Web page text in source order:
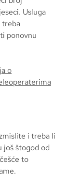
Usluga
treba
ponovnu
o
i treba li
još štogod od
to